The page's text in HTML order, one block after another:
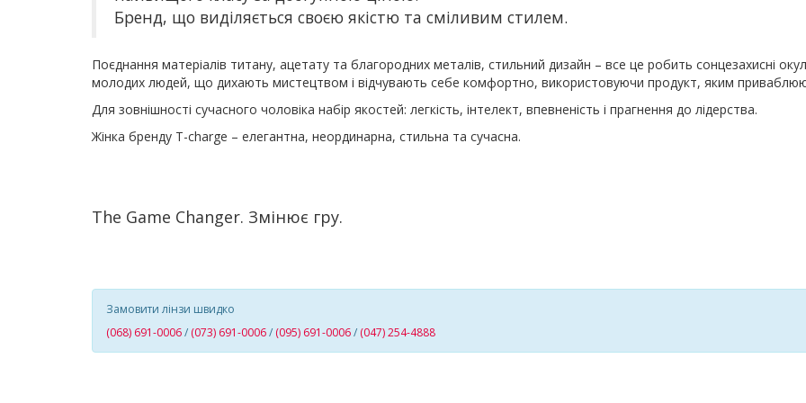
Бренд, що виділяється своєю якістю та сміливим стилем.
Поєднання матеріалів титану, ацетату та благородних металів, стильний дизайн – все це робить сонцезахисні
молодих людей, що дихають мистецтвом і відчувають себе комфортно, використовуючи продукт, яким
Для зовнішності сучасного чоловіка набір якостей: легкість, інтелект, впевненість і прагнення до лідерства.
Жінка бренду T-charge – елегантна, неординарна, стильна та сучасна.
The Game Changer. Змінює гру.
Замовити лінзи швидко
(068) 691-0006/ (073) 691-0006/ (095) 691-0006/ (047) 254-4888